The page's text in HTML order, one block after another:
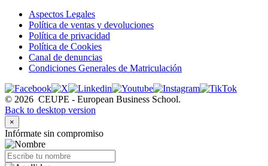
Aspectos Legales
Política de ventas y devoluciones
Política de privacidad
Política de Cookies
Canal de denuncias
Condiciones Generales de Matriculación
© 2026 CEUPE - European Business School.
Back to desktop version
×
Infórmate sin compromiso